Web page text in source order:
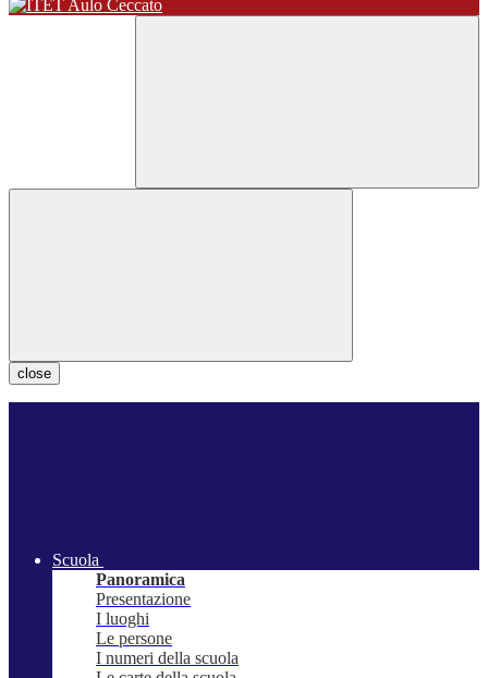
close
Scuola
Panoramica
Presentazione
I luoghi
Le persone
I numeri della scuola